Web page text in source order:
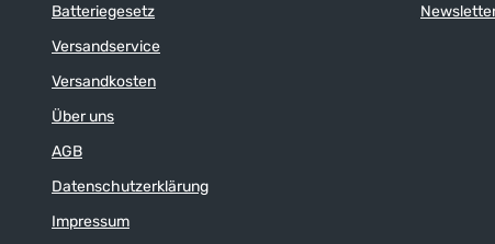
Batteriegesetz
Versandservice
Versandkosten
Über uns
AGB
Datenschutzerklärung
Impressum